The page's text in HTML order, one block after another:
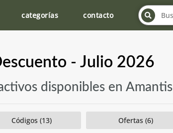
categorías contacto
- Julio 2026
disponibles en Amantis
Códigos (13) Ofertas (6)